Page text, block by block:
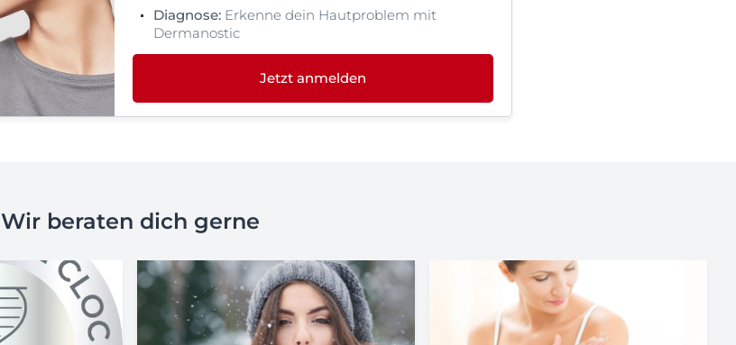
Diagnose: Erkenne dein Hautproblem mit
Dermanostic
Jetzt anmelden
Wir beraten dich gerne